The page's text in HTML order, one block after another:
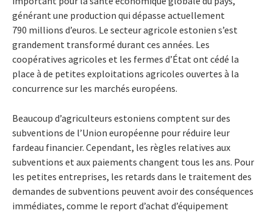
générant une production qui dépasse actuellement
790 millions d’euros. Le secteur agricole estonien s’est
grandement transformé durant ces années. Les
coopératives agricoles et les fermes d’État ont cédé la
place à de petites exploitations agricoles ouvertes à la
concurrence sur les marchés européens.
Beaucoup d’agriculteurs estoniens comptent sur des
subventions de l’Union européenne pour réduire leur
fardeau financier. Cependant, les règles relatives aux
subventions et aux paiements changent tous les ans. Pour
les petites entreprises, les retards dans le traitement des
demandes de subventions peuvent avoir des conséquences
immédiates, comme le report d’achat d’équipement